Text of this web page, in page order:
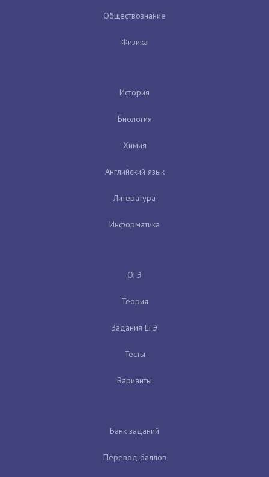
Обществознание
Физика
История
Биология
Химия
Английский язык
Литература
Информатика
ОГЭ
Теория
Задания ЕГЭ
Тесты
Варианты
Банк заданий
Перевод баллов